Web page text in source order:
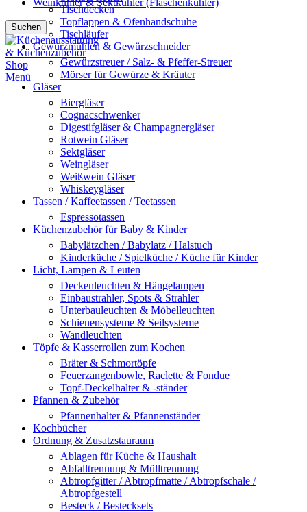
Weinkühler & Sektkühler (Flaschenkühler)
Suchen
Menü
Tischdecken
Topflappen & Ofenhandschuhe
Tischläufer
Gewürzmühlen & Gewürzschneider
Gewürzstreuer / Salz- & Pfeffer-Streuer
Mörser für Gewürze & Kräuter
Gläser
Biergläser
Cognacschwenker
Digestifgläser & Champagnergläser
Rotwein Gläser
Sektgläser
Weingläser
Weißwein Gläser
Whiskeygläser
Tassen / Kaffeetassen / Teetassen
Espressotassen
Küchenzubehör für Baby & Kinder
Babylätzchen / Babylatz / Halstuch
Kinderküche / Spielküche / Küche für Kinder
Licht, Lampen & Leuten
Deckenleuchten & Hängelampen
Einbaustrahler, Spots & Strahler
Unterbauleuchten & Möbelleuchten
Schienensysteme & Seilsysteme
Wandleuchten
Töpfe & Kasserrollen zum Kochen
Bräter & Schmortöpfe
Feuerzangenbowle, Raclette & Fondue
Topf-Deckelhalter & -ständer
Pfannen & Zubehör
Pfannenhalter & Pfannenständer
Kochbücher
Ordnung & Zusatzstauraum
Ablagen für Küche & Haushalt
Abfalltrennung & Mülltrennung
Abtropfgitter / Abtropfmatte / Abtropfschale /
Abtropfgestell
Besteck / Bestecksets